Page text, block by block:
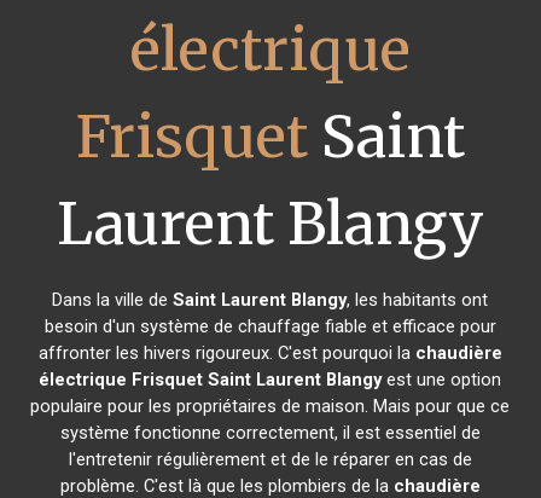
électrique
FrisquetSaint
Laurent Blangy
Dans la ville deSaint Laurent Blangy, les habitants ont
besoin d'un système de chauffage fiable et efficace pour
affronter les hivers rigoureux. C'est pourquoi la chaudière
électrique Frisquet Saint Laurent Blangyest une option
populaire pour les propriétaires de maison. Mais pour que ce
système fonctionne correctement, il est essentiel de
l'entretenir régulièrement et de le réparer en cas de
problème. C'est là que les plombiers de la chaudière